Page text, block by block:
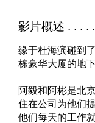
影片概述 . . . .
缘于杜海滨碰到
栋豪华大厦的地
阿毅和阿彬是北
住在公司为他们
他们每天的工作